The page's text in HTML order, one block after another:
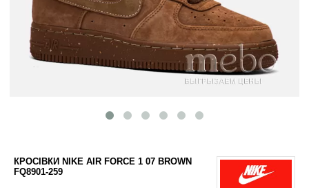
КРОСІВКИ NIKE AIR FORCE 1 07 BROWN
FQ8901-259